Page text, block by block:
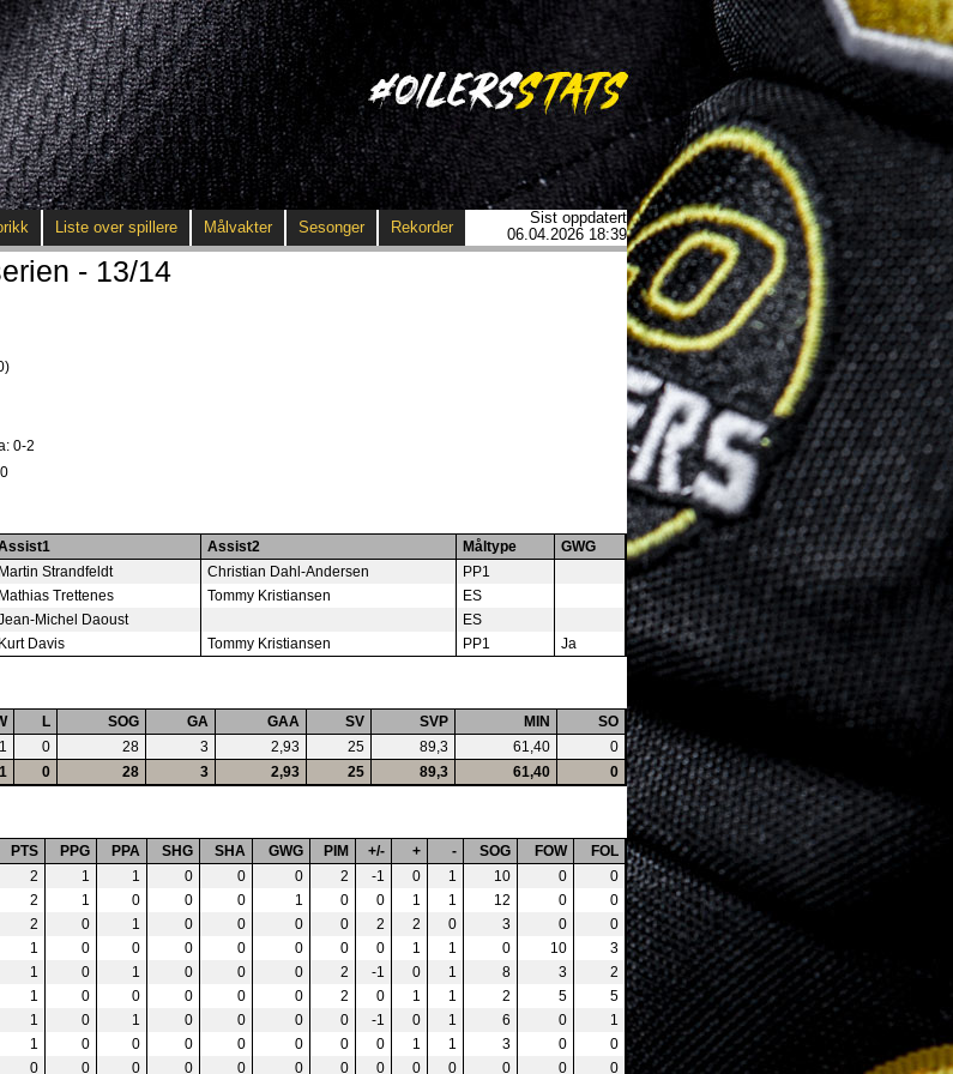
Liste over spillere Målvakter Sesonger Rekorder
Sist oppdatert
06.04.2026 18:39
- 13/14
0-2
Assist2 Måltype
GWG
Martin Strandfeldt Christian Dahl-Andersen
PP1
Mathias Trettenes Tommy Kristiansen
ES
Michel Daoust
ES
Kurt Davis Tommy Kristiansen PP1 Ja
L SOG GA GAA SV SVP MIN
SO
1 0 28 3 2,93 25 89,3 61,40
0
1 0 28 3 2,93 25 89,3 61,40 0
PTS PPG PPA SHG SHA GWG PIM +/- + - SOG FOW
FOL
2 1 1 0 0 0 2 -1 0 1 10 0
0
2 1 0 0 0 1 0 0 1 1 12 0
0
2 0 1 0 0 0 0 2 2 0 3 0
0
1 0 0 0 0 0 0 0 1 1 0 10
3
1 0 1 0 0 0 2 -1 0 1 8 3
2
1 0 0 0 0 0 2 0 1 1 2 5
5
1 0 1 0 0 0 0 -1 0 1 6 0
1
1 0 0 0 0 0 0 0 1 1 3 0
0
0 0 0 0 0 0 0 0 0 0 0 0 0